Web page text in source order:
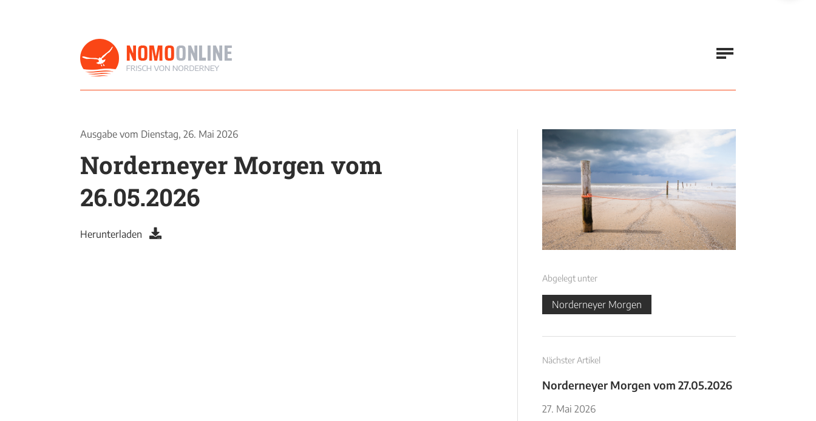
Ausgabe vom Dienstag, 26. Mai 2026
Norderneyer Morgen vom
26.05.2026
Herunterladen
Abgelegt unter
Norderneyer Morgen
Nächster Artikel
Norderneyer Morgen vom 27.05.2026
27. Mai 2026